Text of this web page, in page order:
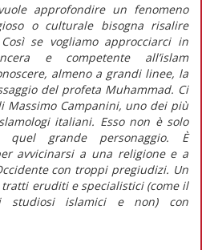
approfondire un fenomeno
o culturale bisogna risalire
se vogliamo approcciarci in
e competente all’islam
almeno a grandi linee, la
del profeta Muhammad. Ci
Massimo Campanini, uno dei più
italiani. Esso non è solo
quel grande personaggio. È
avvicinarsi a una religione e a
con troppi pregiudizi. Un
tratti eruditi e specialistici (come il
studiosi islamici e non) con